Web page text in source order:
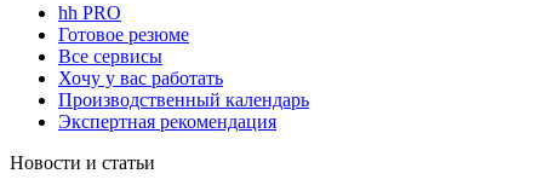
hh PRO
Готовое резюме
Все сервисы
Хочу у вас работать
Производственный календарь
Экспертная рекомендация
Новости и статьи